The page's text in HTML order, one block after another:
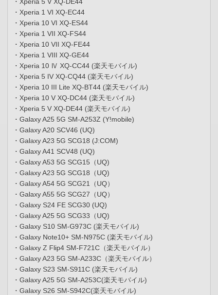
・Xperia 5 V XQ-DE44
・Xperia 1 VI XQ-EC44
・Xperia 10 VI XQ-ES44
・Xperia 1 VII XQ-FS44
・Xperia 10 VII XQ-FE44
・Xperia 1 VIII XQ-GE44
・Xperia 10 Ⅳ XQ-CC44 (楽天モバイル)
・Xperia 5 IV XQ-CQ44 (楽天モバイル)
・Xperia 10 III Lite XQ-BT44 (楽天モバイル)
・Xperia 10 V XQ-DC44 (楽天モバイル)
・Xperia 5 V XQ-DE44 (楽天モバイル)
・Galaxy A25 5G SM-A253Z (Y!mobile)
・Galaxy A20 SCV46 (UQ)
・Galaxy A23 5G SCG18 (J:COM)
・Galaxy A41 SCV48 (UQ)
・Galaxy A53 5G SCG15（UQ)
・Galaxy A23 5G SCG18（UQ)
・Galaxy A54 5G SCG21（UQ）
・Galaxy A55 5G SCG27（UQ）
・Galaxy S24 FE SCG30 (UQ)
・Galaxy A25 5G SCG33（UQ)
・Galaxy S10 SM-G973C (楽天モバイル)
・Galaxy Note10+ SM-N975C (楽天モバイル)
・Galaxy Z Flip4 SM-F721C（楽天モバイル）
・Galaxy A23 5G SM-A233C（楽天モバイル）
・Galaxy S23 SM-S911C (楽天モバイル)
・Galaxy A25 5G SM-A253C(楽天モバイル)
・Galaxy S26 SM-S942C(楽天モバイル)